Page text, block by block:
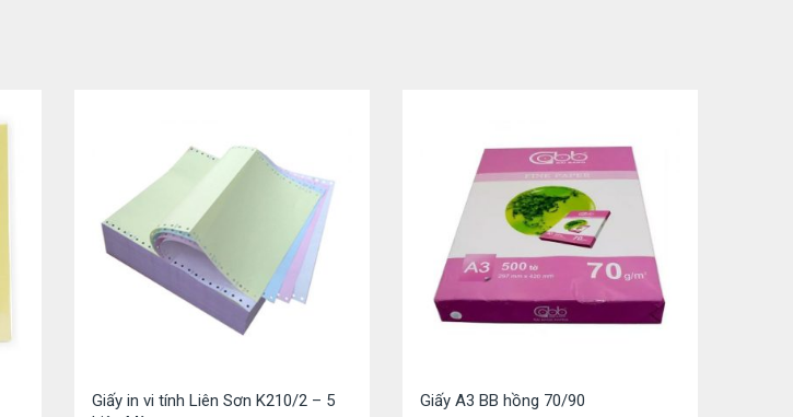
Giấy in vi tính Liên Sơn K210/2 – 5
Giấy A3 BB hồng 70/90